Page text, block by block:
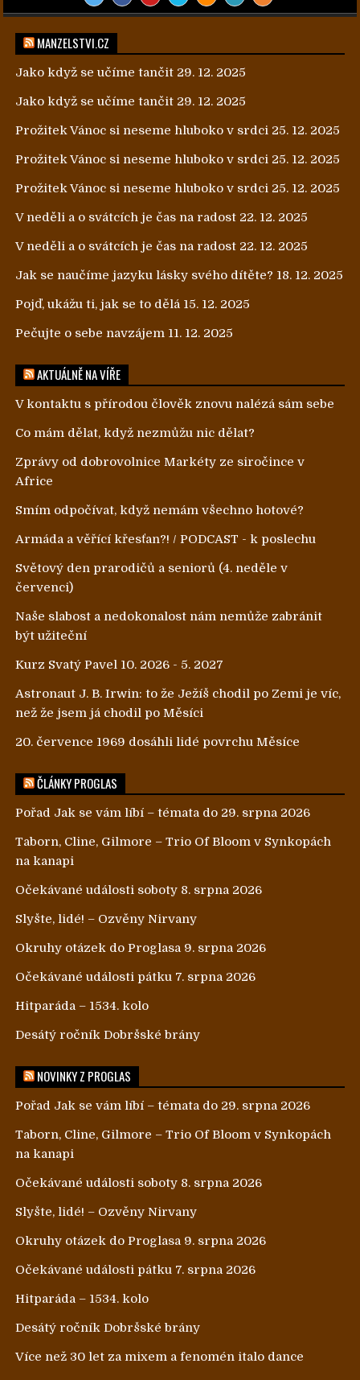
MANZELSTVI.CZ
Jako když se učíme tančit 29. 12. 2025
Jako když se učíme tančit 29. 12. 2025
Prožitek Vánoc si neseme hluboko v srdci 25. 12. 2025
Prožitek Vánoc si neseme hluboko v srdci 25. 12. 2025
Prožitek Vánoc si neseme hluboko v srdci 25. 12. 2025
V neděli a o svátcích je čas na radost 22. 12. 2025
V neděli a o svátcích je čas na radost 22. 12. 2025
Jak se naučíme jazyku lásky svého dítěte? 18. 12. 2025
Pojď, ukážu ti, jak se to dělá 15. 12. 2025
Pečujte o sebe navzájem 11. 12. 2025
AKTUÁLNĚ NA VÍŘE
V kontaktu s přírodou člověk znovu nalézá sám sebe
Co mám dělat, když nezmůžu nic dělat?
Zprávy od dobrovolnice Markéty ze siročince v
Africe
Smím odpočívat, když nemám všechno hotové?
Armáda a věřící křesťan?! / PODCAST - k poslechu
Světový den prarodičů a seniorů (4. neděle v
červenci)
Naše slabost a nedokonalost nám nemůže zabránit
být užiteční
Kurz Svatý Pavel 10. 2026 - 5. 2027
Astronaut J. B. Irwin: to že Ježíš chodil po Zemi je víc,
než že jsem já chodil po Měsíci
20. července 1969 dosáhli lidé povrchu Měsíce
ČLÁNKY PROGLAS
Pořad Jak se vám líbí – témata do 29. srpna 2026
Taborn, Cline, Gilmore – Trio Of Bloom v Synkopách
na kanapi
Očekávané události soboty 8. srpna 2026
Slyšte, lidé! – Ozvěny Nirvany
Okruhy otázek do Proglasa 9. srpna 2026
Očekávané události pátku 7. srpna 2026
Hitparáda – 1534. kolo
Desátý ročník Dobršské brány
NOVINKY Z PROGLAS
Pořad Jak se vám líbí – témata do 29. srpna 2026
Taborn, Cline, Gilmore – Trio Of Bloom v Synkopách
na kanapi
Očekávané události soboty 8. srpna 2026
Slyšte, lidé! – Ozvěny Nirvany
Okruhy otázek do Proglasa 9. srpna 2026
Očekávané události pátku 7. srpna 2026
Hitparáda – 1534. kolo
Desátý ročník Dobršské brány
Více než 30 let za mixem a fenomén italo dance